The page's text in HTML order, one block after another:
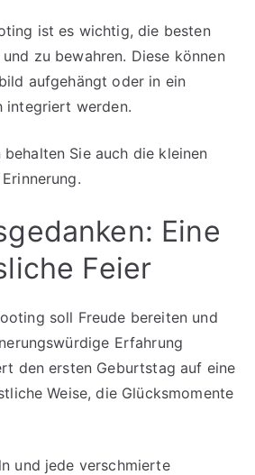
ist es wichtig, die besten
zu bewahren. Diese können
aufgehängt oder in ein
integriert werden.
Sie auch die kleinen
Eine
Feier
soll Freude bereiten und
Erfahrung
den ersten Geburtstag auf eine
Weise, die Glücksmomente
und jede verschmierte